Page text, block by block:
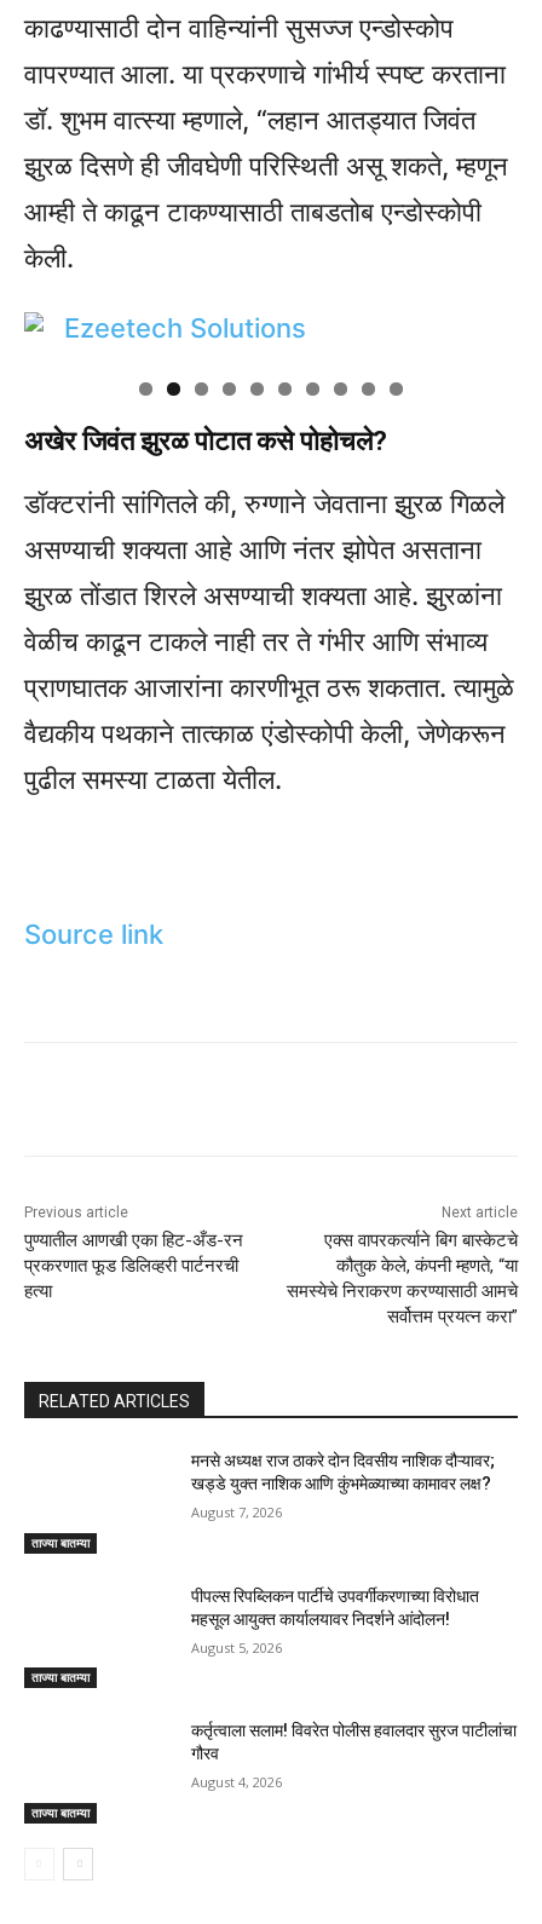
काढण्यासाठी दोन वाहिन्यांनी सुसज्ज एन्डोस्कोप
वापरण्यात आला. या प्रकरणाचे गांभीर्य स्पष्ट करताना
डॉ. शुभम वात्स्या म्हणाले, “लहान आतड्यात जिवंत
झुरळ दिसणे ही जीवघेणी परिस्थिती असू शकते, म्हणून
आम्ही ते काढून टाकण्यासाठी ताबडतोब एन्डोस्कोपी
केली.
अखेर जिवंत झुरळ पोटात कसे पोहोचले?
डॉक्टरांनी सांगितले की, रुग्णाने जेवताना झुरळ गिळले
असण्याची शक्यता आहे आणि नंतर झोपेत असताना
झुरळ तोंडात शिरले असण्याची शक्यता आहे. झुरळांना
वेळीच काढून टाकले नाही तर ते गंभीर आणि संभाव्य
प्राणघातक आजारांना कारणीभूत ठरू शकतात. त्यामुळे
वैद्यकीय पथकाने तात्काळ एंडोस्कोपी केली, जेणेकरून
पुढील समस्या टाळता येतील.
Source link
Previous article
पुण्यातील आणखी एका हिट-अँड-रन
प्रकरणात फूड डिलिव्हरी पार्टनरची
हत्या
Next article
एक्स वापरकर्त्याने बिग बास्केटचे
कौतुक केले, कंपनी म्हणते, “या
समस्येचे निराकरण करण्यासाठी आमचे
सर्वोत्तम प्रयत्न करा”
RELATED ARTICLES
ताज्या बातम्या
मनसे अध्यक्ष राज ठाकरे दोन दिवसीय नाशिक दौऱ्यावर;
खड्डे युक्त नाशिक आणि कुंभमेळ्याच्या कामावर लक्ष?
August 7, 2026
ताज्या बातम्या
पीपल्स रिपब्लिकन पार्टीचे उपवर्गीकरणाच्या विरोधात
महसूल आयुक्त कार्यालयावर निदर्शने आंदोलन!
August 5, 2026
ताज्या बातम्या
कर्तृत्वाला सलाम! विवरेत पोलीस हवालदार सुरज पाटीलांचा
गौरव
August 4, 2026